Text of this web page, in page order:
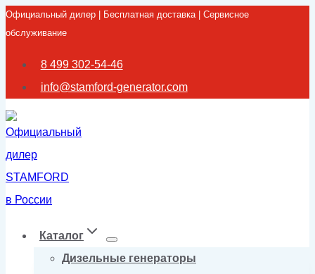
Перейти
к
содержимому
Официальный дилер | Бесплатная доставка | Сервисное
обслуживание
8 499 302-54-46
info@stamford-generator.com
Каталог
Дизельные генераторы